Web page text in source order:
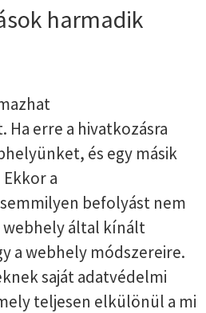
harmadik
erre a hivatkozásra
és egy másik
a
befolyást nem
webhely által kínált
a webhely módszereire.
saját adatvédelmi
teljesen elkülönül a mi